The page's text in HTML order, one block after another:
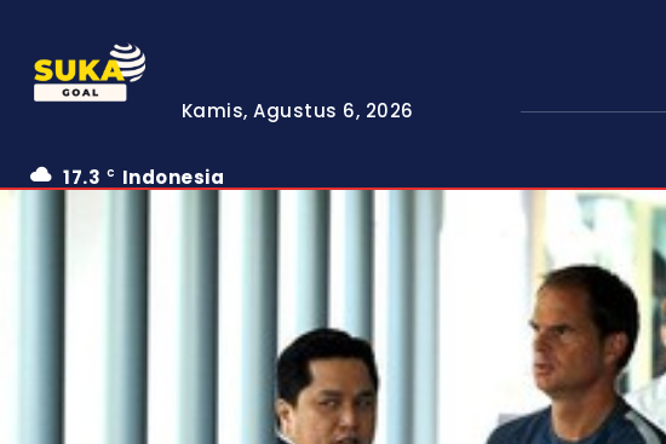
Kamis, Agustus 6, 2026
17.3 C Indonesia